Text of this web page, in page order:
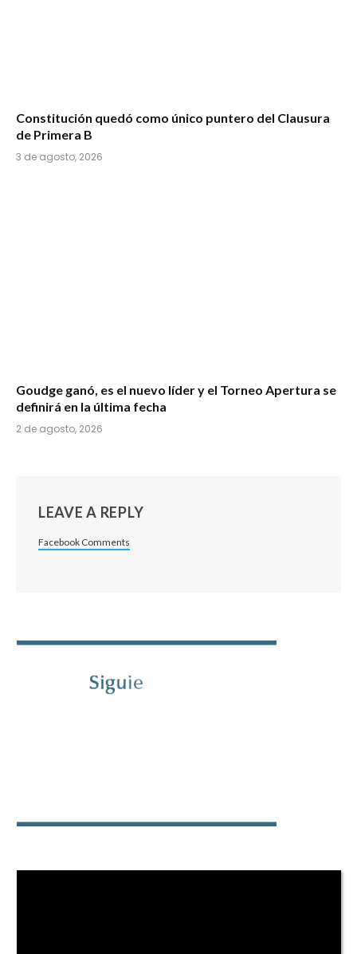
Constitución quedó como único puntero del Clausura
de Primera B
3 de agosto, 2026
Goudge ganó, es el nuevo líder y el Torneo Apertura se
definirá en la última fecha
2 de agosto, 2026
LEAVE A REPLY
Facebook Comments